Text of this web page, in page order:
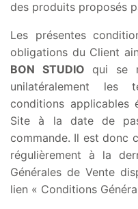
des produits proposés
Les présentes
obligations du Client
BON STUDIO qui se
unilatéralement les
conditions applicables
Site à la date de
commande. Il est donc
régulièrement à la
Générales de Vente
lien « Conditions